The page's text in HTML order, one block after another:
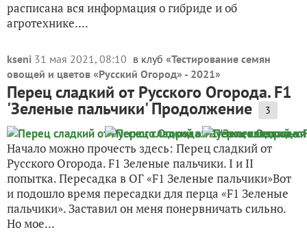
расписана вся информация о гибриде и об
агротехнике....
kseni 31 мая 2021, 08:10 в клуб «Тестирование семян
овощей и цветов «Русский Огород» - 2021»
Перец сладкий от Русского Огорода. F1
'Зеленые пальчики' Продолжение 3
Начало можно прочесть здесь: Перец сладкий от
Русского Огорода. F1 Зеленые пальчики. I и II
попытка. Пересадка в ОГ «F1 Зеленые пальчики»Вот
и подошло время пересадки для перца «F1 Зеленые
пальчики». Заставил он меня понервничать сильно.
Но мое...